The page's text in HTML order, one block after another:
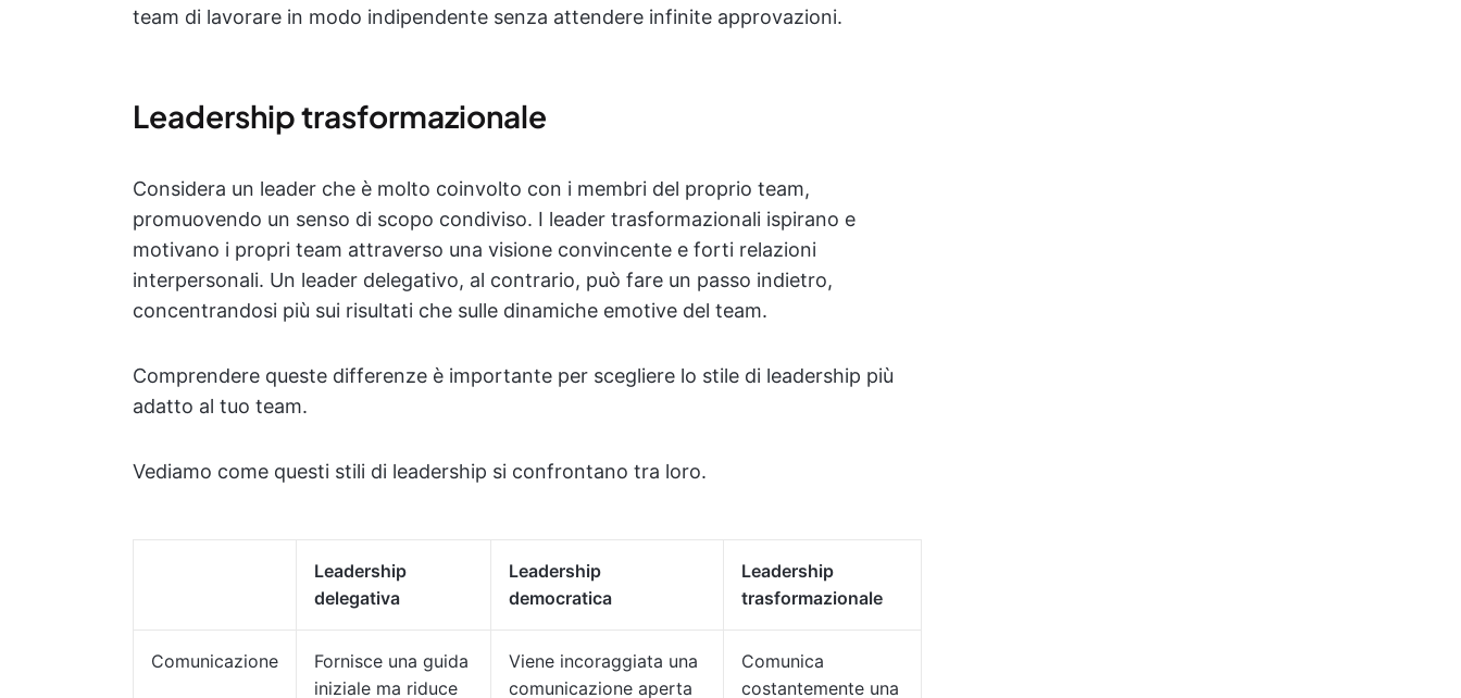
team di lavorare in modo indipendente senza attendere infinite approvazioni.
Leadership trasformazionale
Considera un leader che è molto coinvolto con i membri del proprio team,
promuovendo un senso di scopo condiviso. I leader trasformazionali ispirano e
motivano i propri team attraverso una visione convincente e forti relazioni
interpersonali. Un leader delegativo, al contrario, può fare un passo indietro,
concentrandosi più sui risultati che sulle dinamiche emotive del team.
Comprendere queste differenze è importante per scegliere lo stile di leadership più
adatto al tuo team.
Vediamo come questi stili di leadership si confrontano tra loro.
Leadership
delegativa
Leadership
democratica
Leadership
trasformazionale
Comunicazione
Fornisce una guida
iniziale ma riduce
Viene incoraggiata una
comunicazione aperta
Comunica
costantemente una